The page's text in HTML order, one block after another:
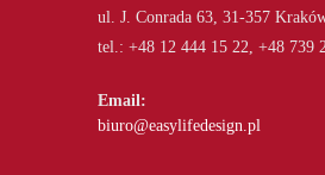
ul. J. Conrada 63, 31-357
tel.: +48 12 444 15 22, +48 739
Email:
biuro@easylifedesign.pl